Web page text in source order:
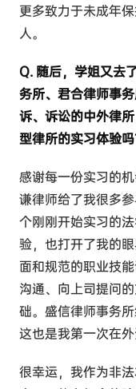
更多致力于未成年
人。
Q. 随后，学姐又去
务所、君合律师事
诉、诉讼的中外律
型律所的实习体验
感谢每一份实习的
谦律师给了我很多
个刚刚开始实习的
验，也打开了我的
面和规范的职业技
沟通、向上司提问
础。盛信律师事务
这也是我第一次在外
很幸运，我作为非